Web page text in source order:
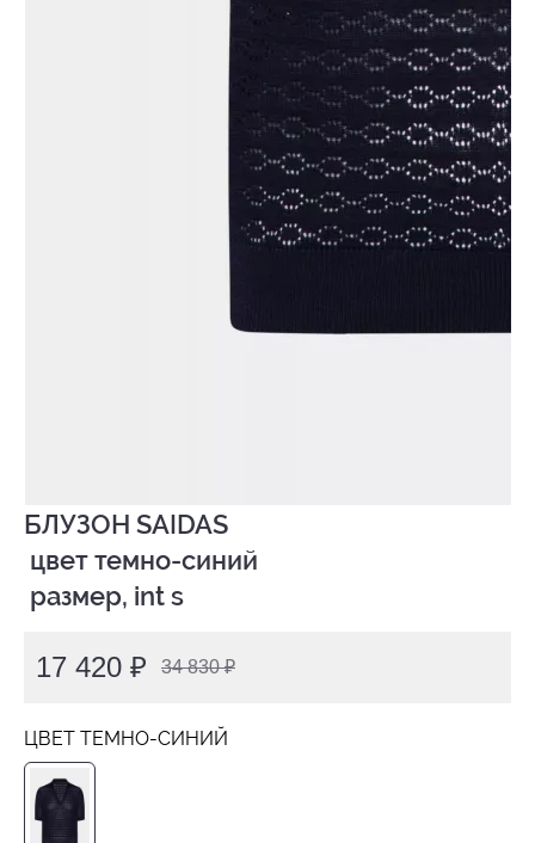
БЛУЗОН SAIDAS
размер, int s
17 420 ₽ 34 830 ₽
ЦВЕТ ТЕМНО-СИНИЙ